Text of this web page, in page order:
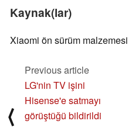
Kaynak(lar)
Xiaomi ön sürüm malzemesi
⟨
Previous article
LG'nin TV işini
Hisense'e satmayı
görüştüğü bildirildi